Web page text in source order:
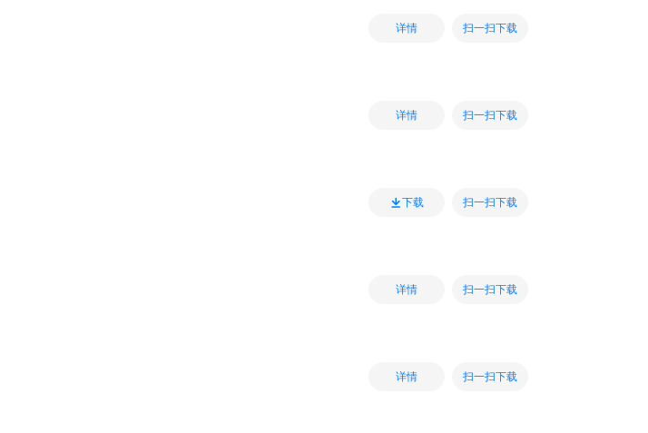
详情 扫一扫下载
详情 扫一扫下载
下载 扫一扫下载
详情 扫一扫下载
详情 扫一扫下载